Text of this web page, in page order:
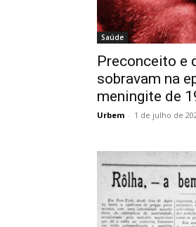
Saúde
Preconceito e
sobravam na
meningite de
Urbem - 1 de julho de